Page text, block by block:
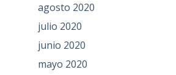
agosto 2020
julio 2020
junio 2020
mayo 2020